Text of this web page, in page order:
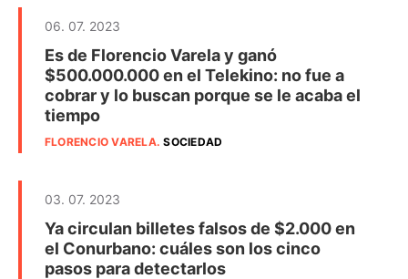
06. 07. 2023
Es de Florencio Varela y ganó
$500.000.000 en el Telekino: no fue a
cobrar y lo buscan porque se le acaba el
tiempo
FLORENCIO VARELA.SOCIEDAD
03. 07. 2023
Ya circulan billetes falsos de $2.000 en
el Conurbano: cuáles son los cinco
pasos para detectarlos